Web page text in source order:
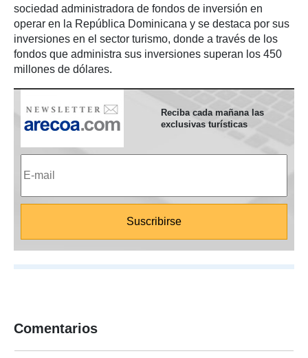
sociedad administradora de fondos de inversión en
operar en la República Dominicana y se destaca por sus
inversiones en el sector turismo, donde a través de los
fondos que administra sus inversiones superan los 450
millones de dólares.
Reciba cada mañana las
exclusivas turísticas
Comentarios